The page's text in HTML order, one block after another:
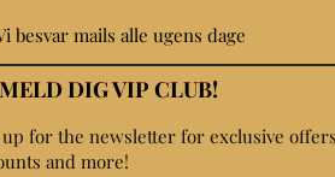
besvar mails alle ugens dage
DIG VIP CLUB!
up for the newsletter for exclusive
and more!